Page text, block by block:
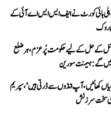
ہائی کورٹ نے ایف ایس ایس اے آئی کے
روک
کے حل کے لیے حکومت پُرعزم، ہر ضلع
گے: ہیمنت سورین
کھائیں، آپ انڈوں سے ڈرتی ہیں‘، سپریم
کی سخت سرزنش